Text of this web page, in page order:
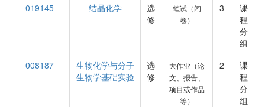
019145
结晶化学
选
修
笔试（闭
卷）
3
课
程
分
组
008187
生物化学与分子
生物学基础实验
选
修
大作业（论
文、报告、
项目或作品
等）
2
课
程
分
组